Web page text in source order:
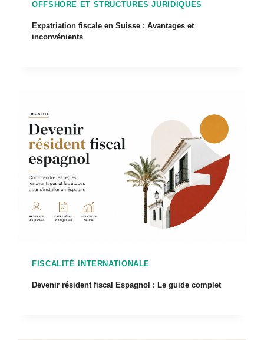
OFFSHORE ET STRUCTURES JURIDIQUES
Expatriation fiscale en Suisse : Avantages et
inconvénients
FISCALITÉ INTERNATIONALE
Devenir résident fiscal Espagnol : Le guide complet